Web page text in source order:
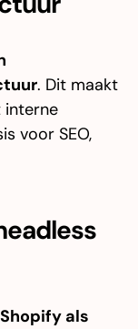
. Dit maakt
interne
voor SEO,
Shopify als